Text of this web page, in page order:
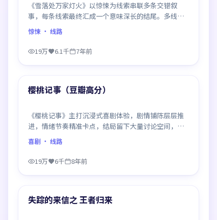
《雪落处万家灯火》以惊悚为线索串联多条交错叙
事，每条线索最终汇成一个意味深长的结尾。多线推
进、信息密度大，二刷时仍有新发现。
惊悚 · 线路
19万 6.1千 7年前
精选
樱桃记事（豆瓣高分）
《樱桃记事》主打沉浸式喜剧体验，剧情铺陈层层推
进，情绪节奏精准卡点，结局留下大量讨论空间，适
合喜欢慢热好戏的观众。
喜剧 · 线路
19万 6千 8年前
精选
失踪的来信之 王者归来